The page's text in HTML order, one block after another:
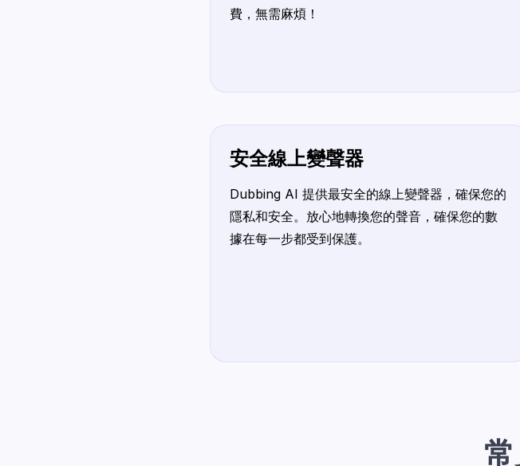
費，無需麻煩！
安全線上變聲器
Dubbing AI 提供最安全的線上變聲器，確保您的
隱私和安全。放心地轉換您的聲音，確保您的數
據在每一步都受到保護。